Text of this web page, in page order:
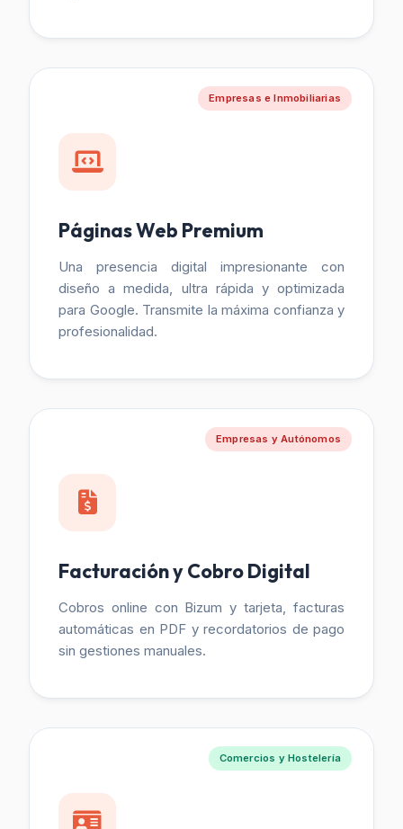
Empresas e Inmobiliarias
Páginas Web Premium
Una presencia digital impresionante con
diseño a medida, ultra rápida y optimizada
para Google. Transmite la máxima confianza y
profesionalidad.
Empresas y Autónomos
Facturación y Cobro Digital
Cobros online con Bizum y tarjeta, facturas
automáticas en PDF y recordatorios de pago
sin gestiones manuales.
Comercios y Hostelería